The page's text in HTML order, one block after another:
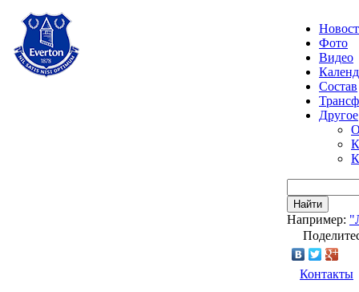
Фото
Видео
Состав
Другое
Найти
Например:
Контакты